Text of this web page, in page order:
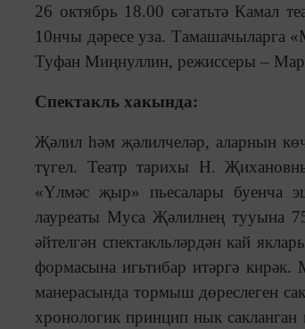
26 октябрь 18.00 сәгатьтә Камал
10нчы дәресе уза. Тамашачыларга
Туфан Миңнуллин, режиссеры –
Спектакль хакында:
Җәлил һәм җәлилчеләр, аларнын
түгел. Театр тарихы Н.
«Үлмәс җыр» пьесалары буенча
лауреаты Муса Җәлилнең тууына
әйтелгән спектакльләрдән кай
формасына игьтибар итәргә кирәк.
манерасында тормыш дөреслеген
хронологик принцип нык